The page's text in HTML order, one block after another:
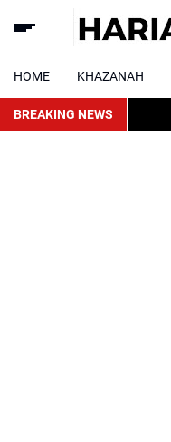
HOME KHAZANAH
BREAKING NEWS